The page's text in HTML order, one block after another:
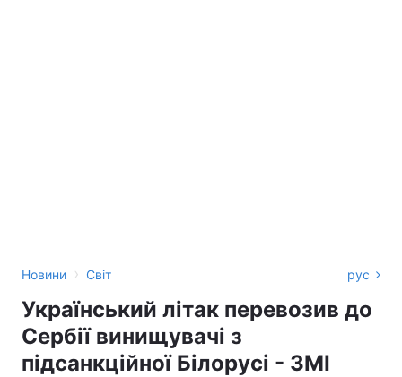
Новини › Світ рус
Український літак перевозив до
Сербії винищувачі з
підсанкційної Білорусі - ЗМІ